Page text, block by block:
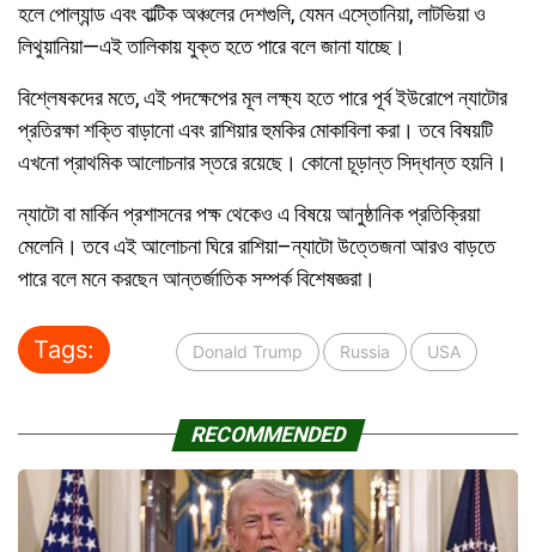
হলে পোল্যান্ড এবং বাল্টিক অঞ্চলের দেশগুলি, যেমন এস্তোনিয়া, লাটভিয়া ও
লিথুয়ানিয়া—এই তালিকায় যুক্ত হতে পারে বলে জানা যাচ্ছে।
বিশ্লেষকদের মতে, এই পদক্ষেপের মূল লক্ষ্য হতে পারে পূর্ব ইউরোপে ন্যাটোর
প্রতিরক্ষা শক্তি বাড়ানো এবং রাশিয়ার হুমকির মোকাবিলা করা। তবে বিষয়টি
এখনো প্রাথমিক আলোচনার স্তরে রয়েছে। কোনো চূড়ান্ত সিদ্ধান্ত হয়নি।
ন্যাটো বা মার্কিন প্রশাসনের পক্ষ থেকেও এ বিষয়ে আনুষ্ঠানিক প্রতিক্রিয়া
মেলেনি। তবে এই আলোচনা ঘিরে রাশিয়া–ন্যাটো উত্তেজনা আরও বাড়তে
পারে বলে মনে করছেন আন্তর্জাতিক সম্পর্ক বিশেষজ্ঞরা।
Tags: Donald Trump Russia USA
RECOMMENDED